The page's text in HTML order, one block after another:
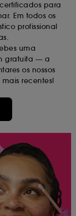
para
Em todos os
profissional
uma
gratuita — a
os nossos
recentes!